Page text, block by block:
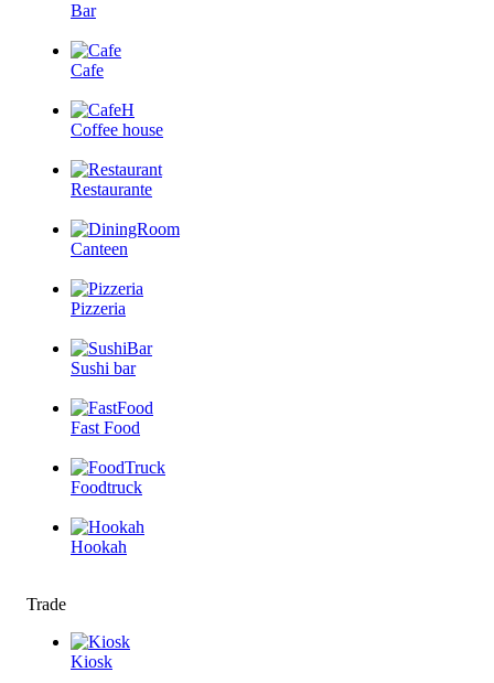
Bar
Cafe
Coffee house
Restaurante
Canteen
Pizzeria
Sushi bar
Fast Food
Foodtruck
Hookah
Trade
Kiosk